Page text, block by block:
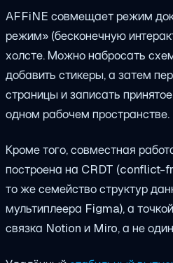
AFFiNE совмещает режим
режим» (бесконечную
холсте. Можно набросать
добавить стикеры, а затем
страницы и записать
одном рабочем пространстве.
Кроме того, совместная
построена на CRDT
то же семейство структур
мультиплеера Figma), а
связка Notion и Miro, а не